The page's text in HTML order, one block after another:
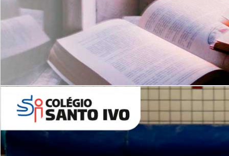
Leituras Literárias
6º AO 9º ANO FUNDAMENTAL
Inglês: Turmas Reduzidas
(Proficiência)
ALUNOS NOVOS
Entre em Contato